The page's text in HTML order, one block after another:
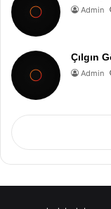
Admin
Çılgın
Admin